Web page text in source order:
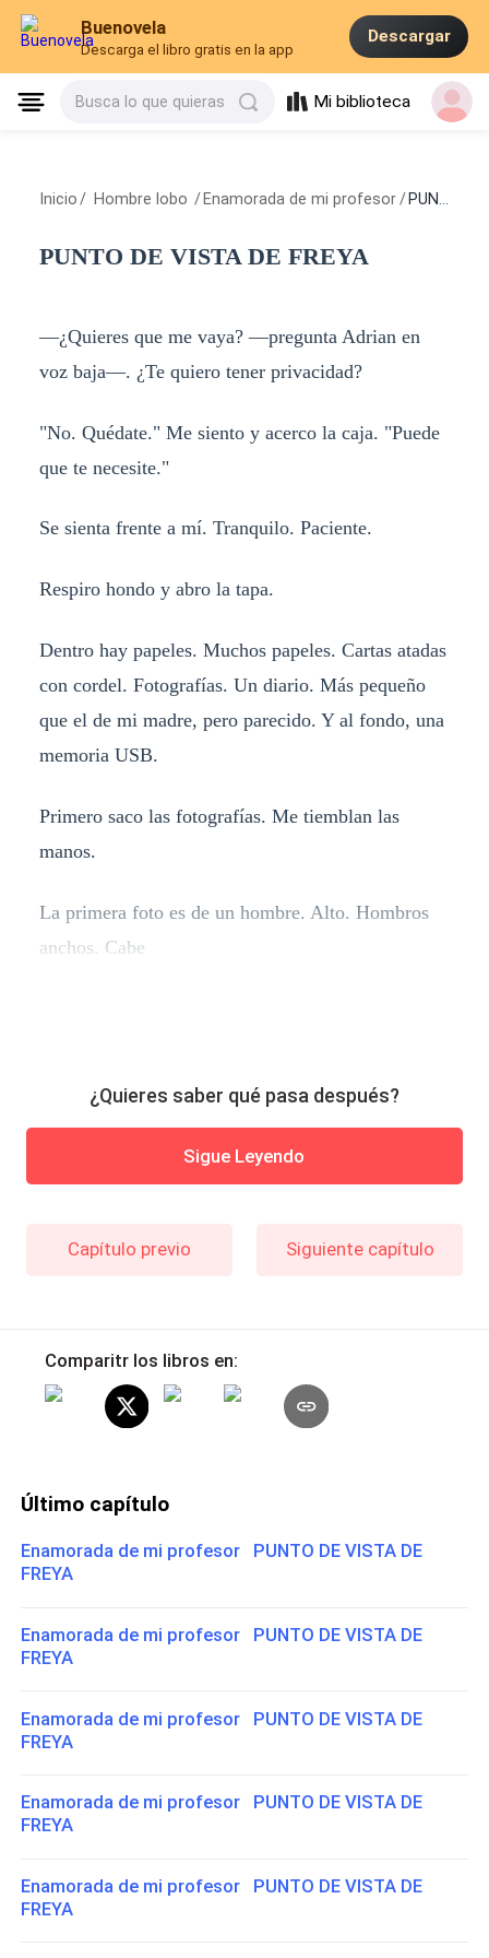
Buenovela
Descarga el libro gratis en la app
Descargar
Busca lo que quieras Mi biblioteca
Inicio / Hombre lobo / Enamorada de mi profesor / PUNTO DE VISTA DE FREYA
PUNTO DE VISTA DE FREYA
—¿Quieres que me vaya? —pregunta Adrian en
voz baja—. ¿Te quiero tener privacidad?
"No. Quédate." Me siento y acerco la caja. "Puede
que te necesite."
Se sienta frente a mí. Tranquilo. Paciente.
Respiro hondo y abro la tapa.
Dentro hay papeles. Muchos papeles. Cartas atadas
con cordel. Fotografías. Un diario. Más pequeño
que el de mi madre, pero parecido. Y al fondo, una
memoria USB.
Primero saco las fotografías. Me tiemblan las
manos.
La primera foto es de un hombre. Alto. Hombros
anchos. Cabe
¿Quieres saber qué pasa después?
Sigue Leyendo
Capítulo previo Siguiente capítulo
Comparitr los libros en:
Último capítulo
Enamorada de mi profesor PUNTO DE VISTA DE
FREYA
Enamorada de mi profesor PUNTO DE VISTA DE
FREYA
Enamorada de mi profesor PUNTO DE VISTA DE
FREYA
Enamorada de mi profesor PUNTO DE VISTA DE
FREYA
Enamorada de mi profesor PUNTO DE VISTA DE
FREYA